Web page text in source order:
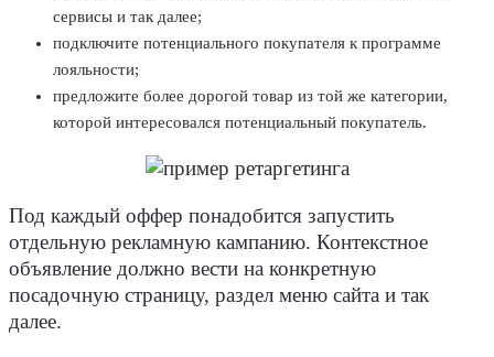
сервисы и так далее;
подключите потенциального покупателя к программе
лояльности;
предложите более дорогой товар из той же категории,
которой интересовался потенциальный покупатель.
Под каждый оффер понадобится запустить
отдельную рекламную кампанию. Контекстное
объявление должно вести на конкретную
посадочную страницу, раздел меню сайта и так
далее.